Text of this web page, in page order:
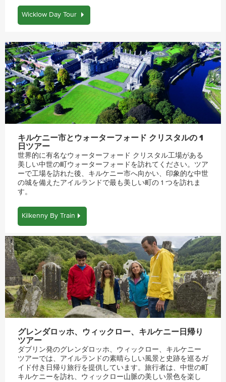
Wicklow Day Tour
キルケニー市とウォーターフォード クリスタルの 1
日ツアー
世界的に有名なウォーターフォード クリスタル工場がある
美しい中世の町ウォーターフォードを訪れてください。ツア
ーで工場を訪れた後、キルケニー市へ向かい、印象的な中世
の城を備えたアイルランドで最も美しい町の 1 つを訪れま
す。
Kilkenny By Train
グレンダロッホ、ウィックロー、キルケニー日帰り
ツアー
ダブリン発のグレンダロッホ、ウィックロー、キルケニー
ツアーでは、アイルランドの素晴らしい風景と史跡を巡るガ
イド付き日帰り旅行を提供しています。旅行者は、中世の町
キルケニーを訪れ、ウィックロー山脈の美しい景色を楽し